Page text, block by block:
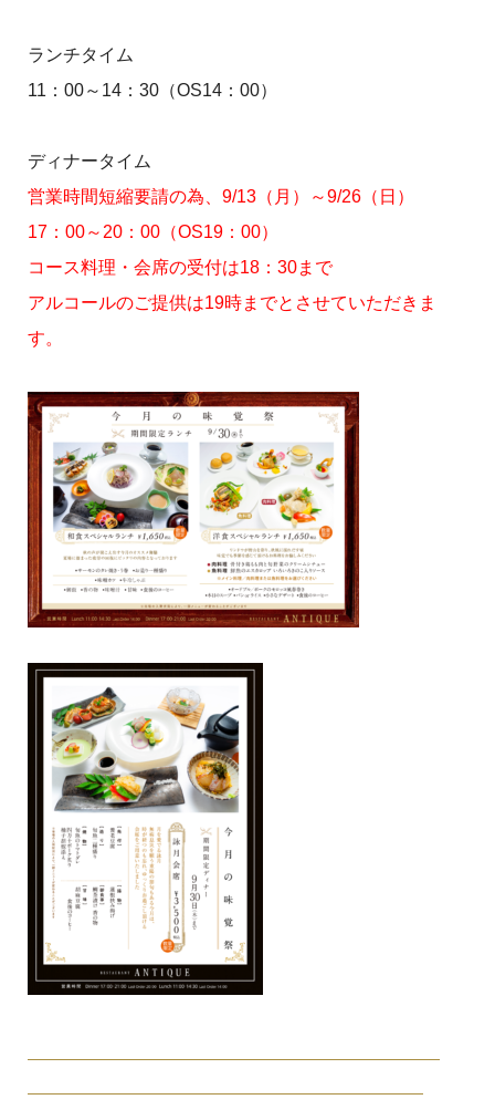
ランチタイム
11：00～14：30（OS14：00）
ディナータイム
営業時間短縮要請の為、9/13（月）～9/26（日）
17：00～20：00（OS19：00）
コース料理・会席の受付は18：30まで
アルコールのご提供は19時までとさせていただきま
す。